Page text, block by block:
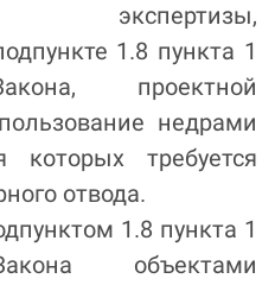
экспертизы,
1.8 пункта 1
проектной
недрами
требуется
отвода.
1.8 пункта 1
объектами